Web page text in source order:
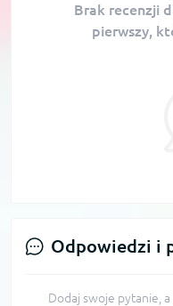
Brak recenzji
pierwszy,
Odpowiedzi i
Dodaj swoje pytanie,